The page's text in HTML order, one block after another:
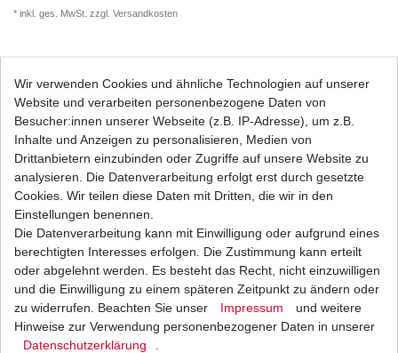
* inkl. ges. MwSt. zzgl. Versandkosten
Beschreibung
Weitere Details
HONDA
CX500 E Euro Sports
CX 500 T Turbo
Typ: PC03 / PC06
Baujahr: 1982 - 1986
Wir verwenden Cookies und ähnliche Technologien auf unserer
Website und verarbeiten personenbezogene Daten von
Besucher:innen unserer Webseite (z.B. IP-Adresse), um z.B.
Inhalte und Anzeigen zu personalisieren, Medien von
Drittanbietern einzubinden oder Zugriffe auf unsere Website zu
analysieren. Die Datenverarbeitung erfolgt erst durch gesetzte
Cookies. Wir teilen diese Daten mit Dritten, die wir in den
Einstellungen benennen.
Die Datenverarbeitung kann mit Einwilligung oder aufgrund eines
berechtigten Interesses erfolgen. Die Zustimmung kann erteilt
oder abgelehnt werden. Es besteht das Recht, nicht einzuwilligen
und die Einwilligung zu einem späteren Zeitpunkt zu ändern oder
zu widerrufen. Beachten Sie unser
Impressum
und weitere
Hinweise zur Verwendung personenbezogener Daten in unserer
Daten­schutz­erklärung